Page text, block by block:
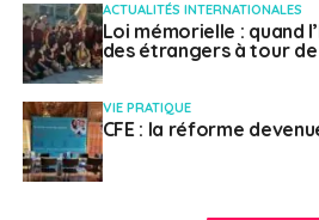
A SUIVRE
Appareils en panne : quel
pourrait être mis en place par
NE RATEZ PAS
Soutien scolaire à l’étranger
de Skoolup
ACTUALITÉS INTERNATIONALES
Loi mémorielle : quand
des étrangers à tour
VIE PRATIQUE
CFE : la réforme